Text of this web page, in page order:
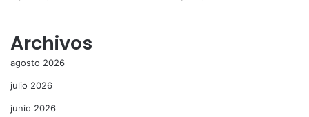
Archivos
agosto 2026
julio 2026
junio 2026